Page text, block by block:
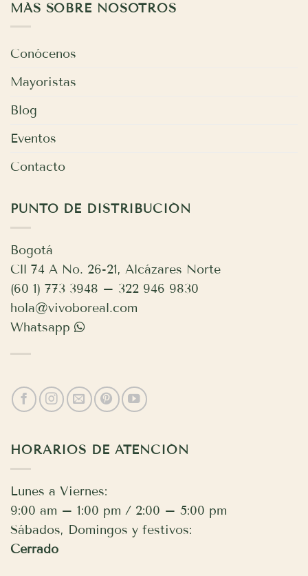
MÁS SOBRE NOSOTROS
Conócenos
Mayoristas
Blog
Eventos
Contacto
PUNTO DE DISTRIBUCIÓN
Bogotá
Cll 74 A No. 26-21, Alcázares Norte
(60 1) 773 3948 – 322 946 9830
hola@vivoboreal.com
Whatsapp
HORARIOS DE ATENCIÓN
Lunes a Viernes:
9:00 am – 1:00 pm / 2:00 – 5:00 pm
Sábados, Domingos y festivos:
Cerrado